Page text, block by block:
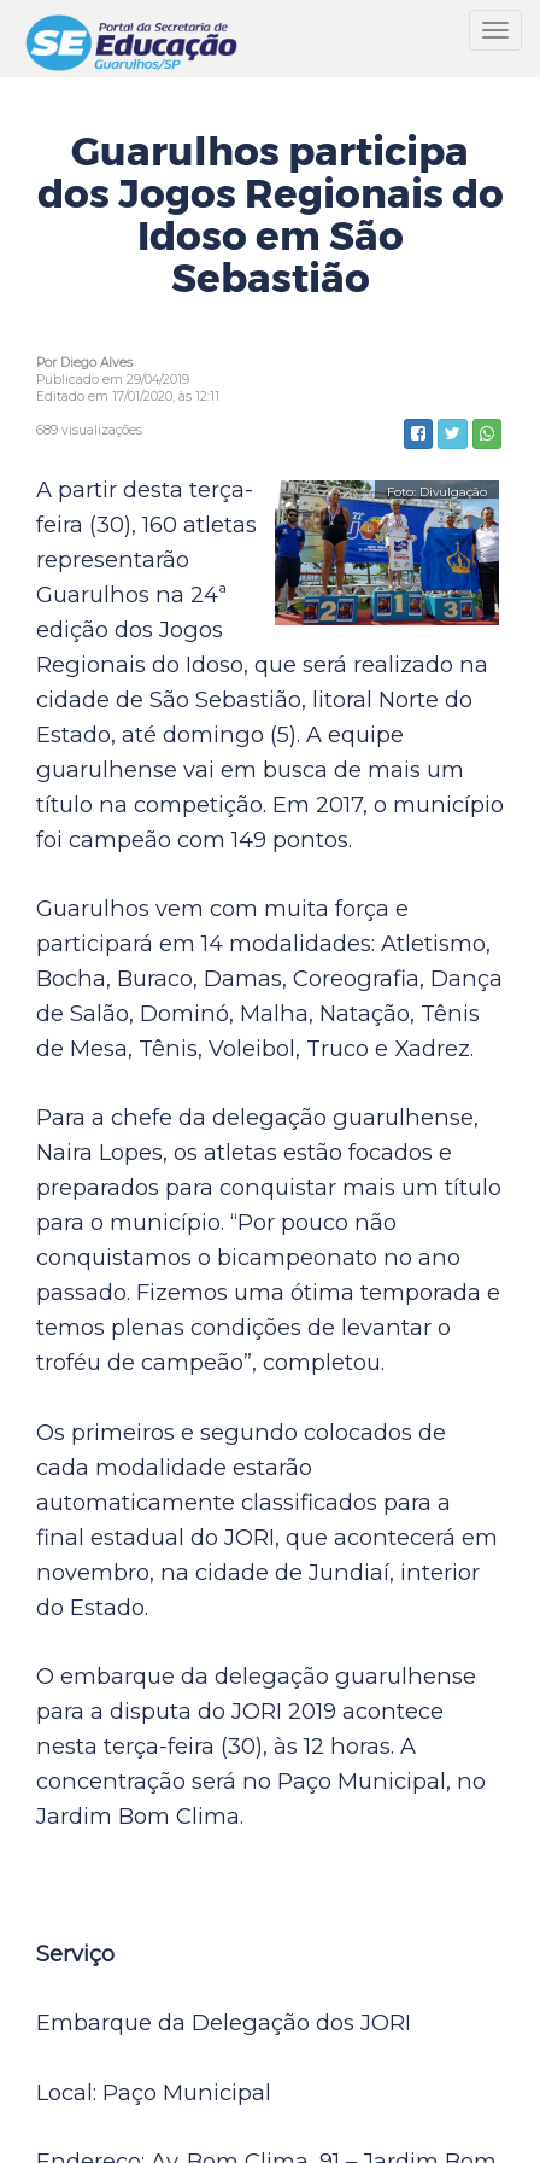
Guarulhos participa
dos Jogos Regionais do
Idoso em São
Sebastião
Por Diego Alves
Publicado em 29/04/2019
Editado em 17/01/2020, às 12:11
689 visualizações
A partir desta terça-
feira (30), 160 atletas
representarão
Guarulhos na 24ª
edição dos Jogos
Regionais do Idoso, que será realizado na
cidade de São Sebastião, litoral Norte do
Estado, até domingo (5). A equipe
guarulhense vai em busca de mais um
título na competição. Em 2017, o município
foi campeão com 149 pontos.
Guarulhos vem com muita força e
participará em 14 modalidades: Atletismo,
Bocha, Buraco, Damas, Coreografia, Dança
de Salão, Dominó, Malha, Natação, Tênis
de Mesa, Tênis, Voleibol, Truco e Xadrez.
Para a chefe da delegação guarulhense,
Naira Lopes, os atletas estão focados e
preparados para conquistar mais um título
para o município. “Por pouco não
conquistamos o bicampeonato no ano
passado. Fizemos uma ótima temporada e
temos plenas condições de levantar o
troféu de campeão”, completou.
Os primeiros e segundo colocados de
cada modalidade estarão
automaticamente classificados para a
final estadual do JORI, que acontecerá em
novembro, na cidade de Jundiaí, interior
do Estado.
O embarque da delegação guarulhense
para a disputa do JORI 2019 acontece
nesta terça-feira (30), às 12 horas. A
concentração será no Paço Municipal, no
Jardim Bom Clima.
Serviço
Embarque da Delegação dos JORI
Local: Paço Municipal